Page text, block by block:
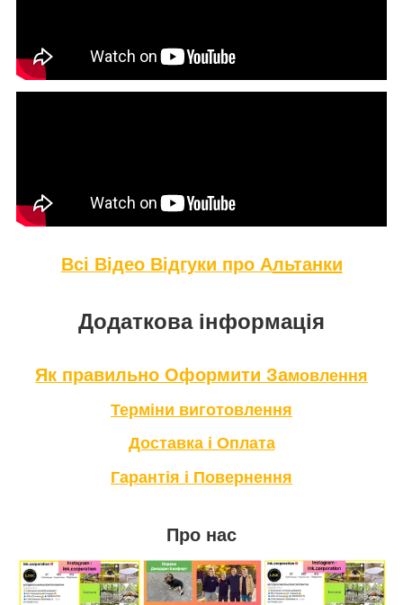
Всі Відео Відгуки про Альтанки
Додаткова інформація
Як правильно Оформити Замовлення
Терміни виготовлення
Доставка і Оплата
Гарантія і Повернення
Про нас